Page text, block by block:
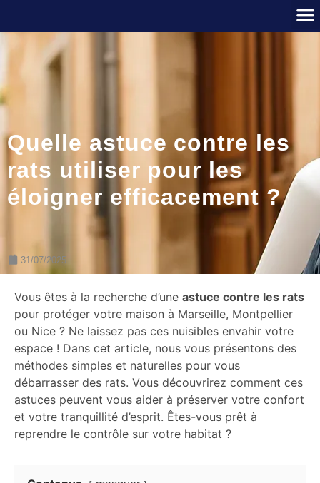
Quelle astuce contre les
rats utiliser pour les
éloigner efficacement ?
31/07/2025
Vous êtes à la recherche d’une astuce contre les rats
pour protéger votre maison à Marseille, Montpellier
ou Nice ? Ne laissez pas ces nuisibles envahir votre
espace ! Dans cet article, nous vous présentons des
méthodes simples et naturelles pour vous
débarrasser des rats. Vous découvrirez comment ces
astuces peuvent vous aider à préserver votre confort
et votre tranquillité d’esprit. Êtes-vous prêt à
reprendre le contrôle sur votre habitat ?